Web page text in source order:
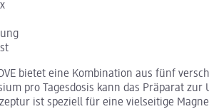
bietet eine Kombination aus fünf
pro Tagesdosis kann das Präparat
ist speziell für eine vielseitige